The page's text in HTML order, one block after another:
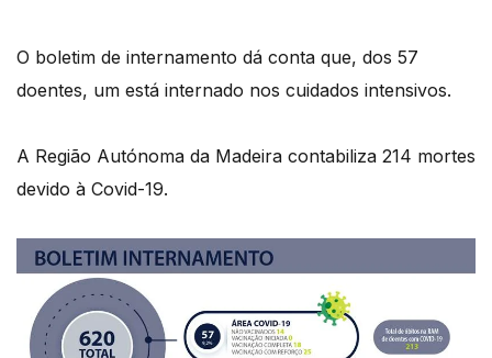
O boletim de internamento dá conta que, dos 57
doentes, um está internado nos cuidados intensivos.
A Região Autónoma da Madeira contabiliza 214 mortes
devido à Covid-19.